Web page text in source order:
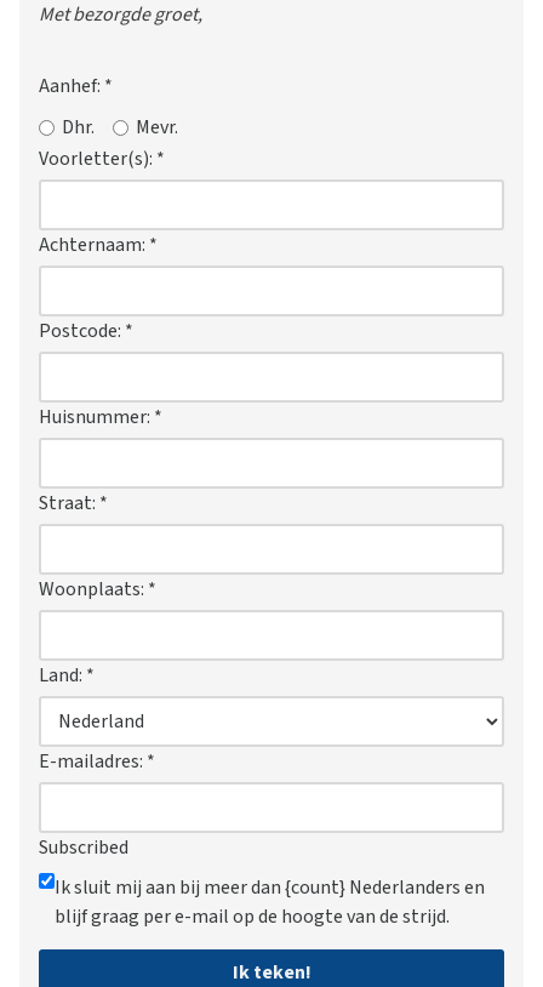
Met bezorgde groet,
Aanhef: *
Dhr.
Mevr.
Voorletter(s): *
Achternaam: *
Postcode: *
Huisnummer: *
Straat: *
Woonplaats: *
Land: *
E-mailadres: *
Subscribed
Ik sluit mij aan bij meer dan {count} Nederlanders en
blijf graag per e-mail op de hoogte van de strijd.
Ik teken!